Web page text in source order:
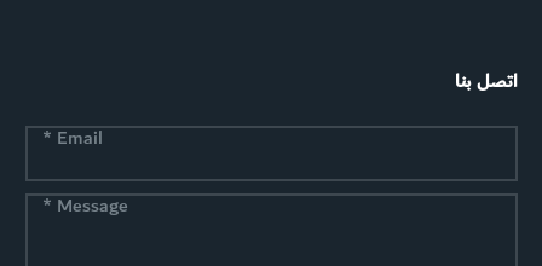
اتصل بنا
Email
*
Message
*